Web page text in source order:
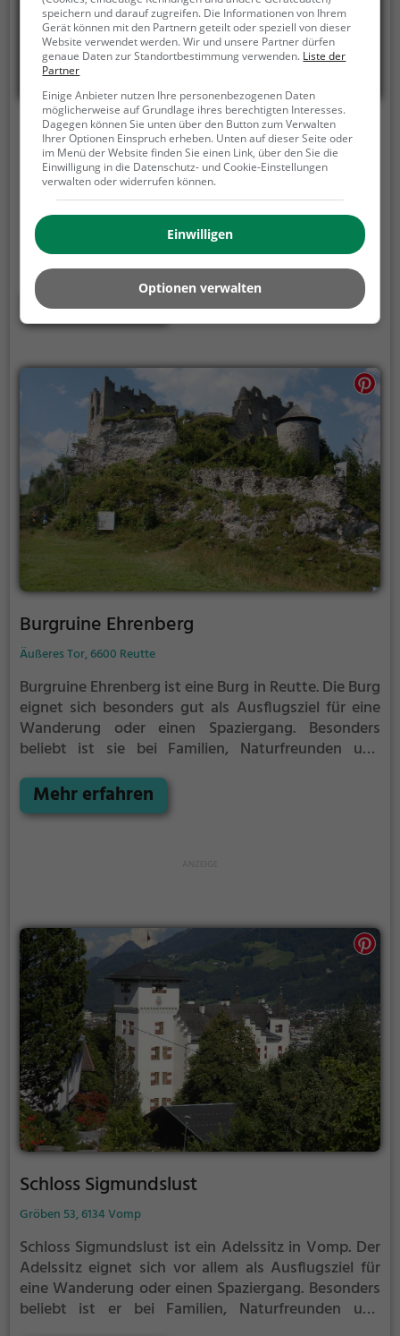
Schloss Petersberg
Sankt Petersberg 60, 6424 Silz
Schloss Petersberg ist ein Adelssitz in Silz.
Adelssitz eignet sich vor allem als Ausflugsziel für
eine Wanderung oder einen Spaziergang. Besonders
beliebt ist er bei Familien, Naturfreunden und
Geschichtsfans. Der Adelssitz offenbart historische
Aspekte aus längst vergangenen Zeiten und bietet
einen kleinen Einblick in die Geschichte.
Mehr erfahren
Burgruine Ehrenberg
Äußeres Tor, 6600 Reutte
Burgruine Ehrenberg ist eine Burg in Reutte.Die Burg
eignet sich besonders gut als Ausflugsziel für eine
Wanderung oder einen Spaziergang. Besonders
beliebt ist sie bei Familien, Naturfreunden und
Aspekte aus längst vergangenen Zeiten und bietet
einen kleinen Einblick in die Geschichte.
Mehr erfahren
Schloss Sigmundslust
Gröben 53, 6134 Vomp
Schloss Sigmundslust ist ein Adelssitz in Vomp. Der
Adelssitz eignet sich vor allem als Ausflugsziel für
eine Wanderung oder einen Spaziergang. Besonders
beliebt ist er bei Familien, Naturfreunden und
speichern und darauf zugreifen. Die Informationen von Ihrem
Gerät können mit den Partnern geteilt oder speziell von dieser
Website verwendet werden. Wir und unsere Partner dürfen
genaue Daten zur Standortbestimmung verwenden. Liste der
Partner
Einige Anbieter nutzen Ihre personenbezogenen Daten
möglicherweise auf Grundlage ihres berechtigten Interesses.
Dagegen können Sie unten über den Button zum Verwalten
Ihrer Optionen Einspruch erheben. Unten auf dieser Seite oder
im Menü der Website finden Sie einen Link, über den Sie die
Einwilligung in die Datenschutz- und Cookie-Einstellungen
verwalten oder widerrufen können.
Einwilligen
Optionen verwalten